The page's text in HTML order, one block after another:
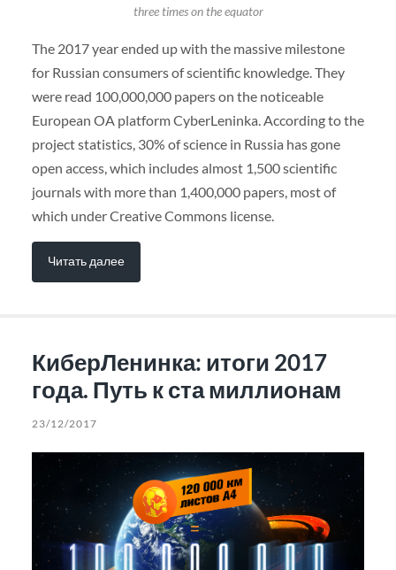
three times on the equator
The 2017 year ended up with the massive milestone
for Russian consumers of scientific knowledge. They
were read 100,000,000 papers on the noticeable
European OA platform CyberLeninka. According to the
project statistics, 30% of science in Russia has gone
open access, which includes almost 1,500 scientific
journals with more than 1,400,000 papers, most of
which under Creative Commons license.
Читать далее
КиберЛенинка: итоги 2017
года. Путь к ста миллионам
23/12/2017